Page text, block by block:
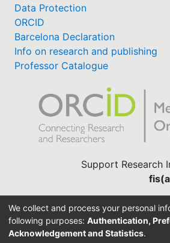
Data Protection
ORCID
Barcelona Declaration
Info on research and publishing
Professor Catalogue
Support Research
We collect and process your personal
following purposes: Authentication,
Acknowledgement and Statistics.